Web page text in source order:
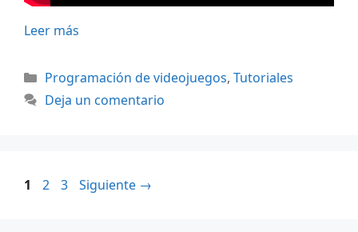
Leer más
Categorías
Programación de videojuegos, Tutoriales
Deja un comentario
Página
1 Página
2 Página
3 Siguiente →